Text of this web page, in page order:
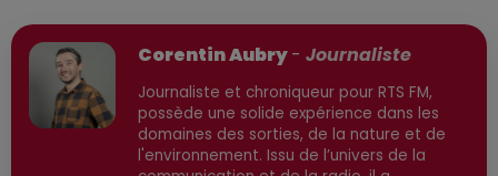
Corentin Aubry- Journaliste
Journaliste et chroniqueur pour RTS FM,
possède une solide expérience dans les
domaines des sorties, de la nature et de
l'environnement. Issu de l’univers de la